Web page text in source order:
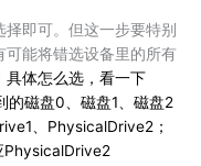
即可。但这一步要特别
能将错选设备里的所有
具体怎么选，看一下
的磁盘0、磁盘1、磁盘2
、PhysicalDrive2；
PhysicalDrive2